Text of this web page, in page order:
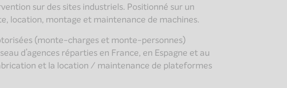
sur des sites industriels. Positionné sur un
location, montage et maintenance de machines.
(monte-charges et monte-personnes)
d’agences réparties en France, en Espagne et au
et la location / maintenance de plateformes